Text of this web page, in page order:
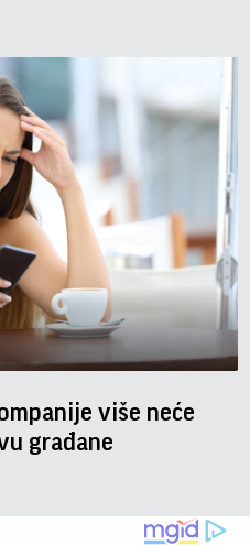
više neće
građane